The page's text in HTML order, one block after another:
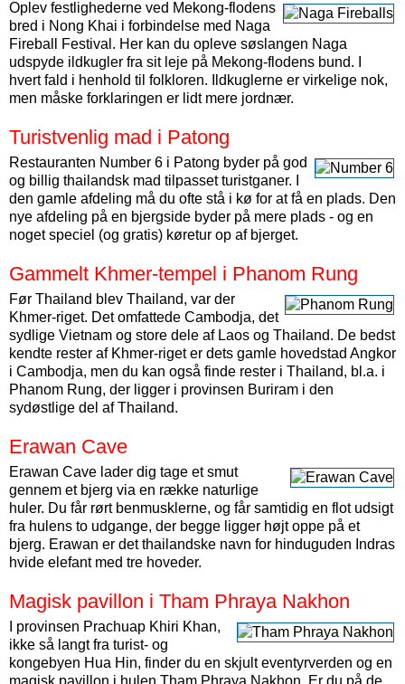
Oplev festlighederne ved Mekong-flodens
bred i Nong Khai i forbindelse med Naga
Fireball Festival. Her kan du opleve søslangen Naga
udspyde ildkugler fra sit leje på Mekong-flodens bund. I
hvert fald i henhold til folkloren. Ildkuglerne er virkelige nok,
men måske forklaringen er lidt mere jordnær.
Turistvenlig mad i Patong
Restauranten Number 6 i Patong byder på god
og billig thailandsk mad tilpasset turistganer. I
den gamle afdeling må du ofte stå i kø for at få en plads. Den
nye afdeling på en bjergside byder på mere plads - og en
noget speciel (og gratis) køretur op af bjerget.
Gammelt Khmer-tempel i Phanom Rung
Før Thailand blev Thailand, var der
Khmer-riget. Det omfattede Cambodja, det
sydlige Vietnam og store dele af Laos og Thailand. De bedst
kendte rester af Khmer-riget er dets gamle hovedstad Angkor
i Cambodja, men du kan også finde rester i Thailand, bl.a. i
Phanom Rung, der ligger i provinsen Buriram i den
sydøstlige del af Thailand.
Erawan Cave
Erawan Cave lader dig tage et smut
gennem et bjerg via en række naturlige
huler. Du får rørt benmusklerne, og får samtidig en flot udsigt
fra hulens to udgange, der begge ligger højt oppe på et
bjerg. Erawan er det thailandske navn for hinduguden Indras
hvide elefant med tre hoveder.
Magisk pavillon i Tham Phraya Nakhon
I provinsen Prachuap Khiri Khan,
ikke så langt fra turist- og
kongebyen Hua Hin, finder du en skjult eventyrverden og en
magisk pavillon i hulen Tham Phraya Nakhon. Er du på de